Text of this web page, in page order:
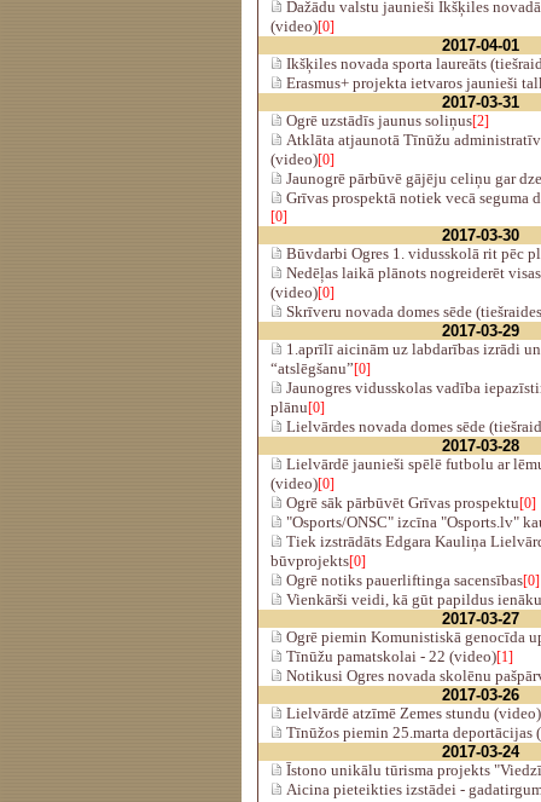
Dažādu valstu jaunieši Ikšķiles
(video)[0]
2017-04-01
Ikšķiles novada sporta laureāts
Erasmus+ projekta ietvaros jaunieši
2017-03-31
Ogrē uzstādīs jaunus soliņus[2]
Atklāta atjaunotā Tīnūžu
(video)[0]
Jaunogrē pārbūvē gājēju celiņu gar
Grīvas prospektā notiek vecā seguma
[0]
2017-03-30
Būvdarbi Ogres 1. vidusskolā rit pēc
Nedēļas laikā plānots nogreiderēt
(video)[0]
Skrīveru novada domes sēde
2017-03-29
1.aprīlī aicinām uz labdarības izrādi
“atslēgšanu”[0]
Jaunogres vidusskolas vadība
plānu[0]
Lielvārdes novada domes sēde
2017-03-28
Lielvārdē jaunieši spēlē futbolu ar
(video)[0]
Ogrē sāk pārbūvēt Grīvas prospektu[0]
"Osports/ONSC" izcīna "Osports.lv"
Tiek izstrādāts Edgara Kauliņa
būvprojekts[0]
Ogrē notiks pauerliftinga sacensības[0]
Vienkārši veidi, kā gūt papildus
2017-03-27
Ogrē piemin Komunistiskā genocīda
Tīnūžu pamatskolai - 22 (video)[1]
Notikusi Ogres novada skolēnu
2017-03-26
Lielvārdē atzīmē Zemes stundu (video)
Tīnūžos piemin 25.marta deportācijas
2017-03-24
Īstono unikālu tūrisma projekts
Aicina pieteikties izstādei -